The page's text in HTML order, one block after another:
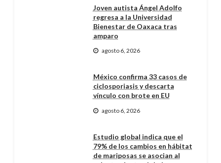
Joven autista Ángel Adolfo
regresa a la Universidad
Bienestar de Oaxaca tras
amparo
agosto 6, 2026
México confirma 33 casos de
ciclosporiasis y descarta
vínculo con brote en EU
agosto 6, 2026
Estudio global indica que el
79% de los cambios en hábitat
de mariposas se asocian al